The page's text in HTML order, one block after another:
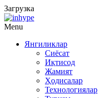
Загрузка
Menu
Янгиликлар
Сиёсат
Иқтисод
Жамият
Ҳодисалар
Технологиялар